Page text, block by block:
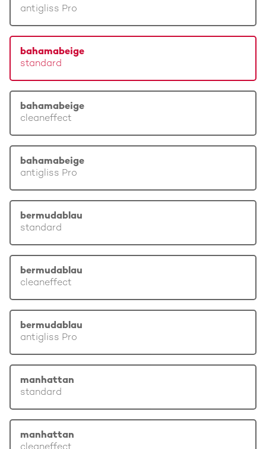
antigliss Pro
bahamabeige
standard
bahamabeige
cleaneffect
bahamabeige
antigliss Pro
bermudablau
standard
bermudablau
cleaneffect
bermudablau
antigliss Pro
manhattan
standard
manhattan